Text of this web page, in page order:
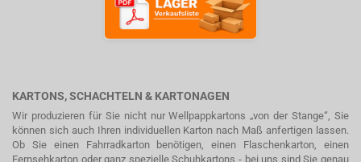
KARTONS, SCHACHTELN & KARTONAGEN
Wir produzieren für Sie nicht nur Wellpappkartons „von der Stange“, Sie
können sich auch Ihren individuellen Karton nach Maß anfertigen lassen.
Ob Sie einen Fahrradkarton benötigen, einen Flaschenkarton, einen
Fernsehkarton oder ganz spezielle Schuhkartons - bei uns sind Sie genau